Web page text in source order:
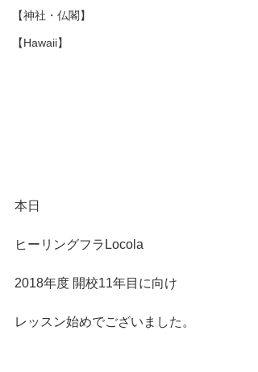
【神社・仏閣】
【Hawaii】
本日
ヒーリングフラLocola
2018年度 開校11年目に向け
レッスン始めでございました。